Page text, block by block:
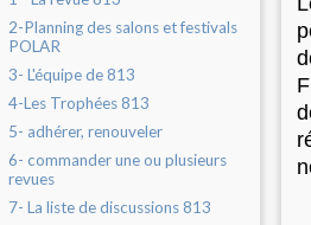
2-Planning des salons et festivals
POLAR
3- L'équipe de 813
4-Les Trophées 813
5- adhérer, renouveler
6- commander une ou plusieurs
revues
7- La liste de discussions 813